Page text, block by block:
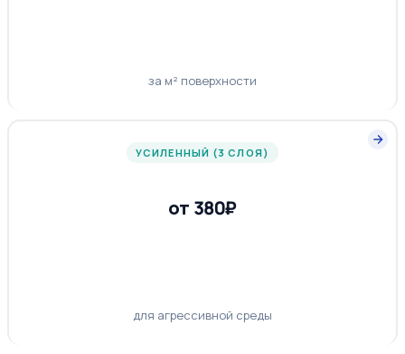
за м² поверхности
УСИЛЕННЫЙ (3 СЛОЯ)
от 380₽
для агрессивной среды